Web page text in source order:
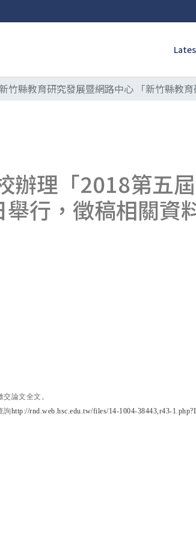
竹縣教育研究發展暨網路中心 「新竹縣教育
辦理「2018第五
行，徵稿相關資
論文全文。
詢http://rnd.web.hsc.edu.tw/files/14-1004-38443,r43-